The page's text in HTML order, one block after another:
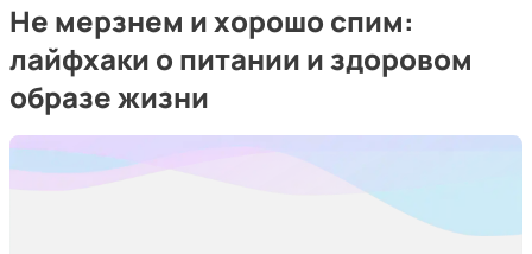
Не мерзнем и хорошо спим:
лайфхаки о питании и здоровом
образе жизни